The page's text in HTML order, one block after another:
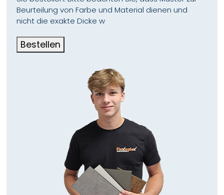
Beurteilung von Farbe und Material dienen und
nicht die exakte Dicke w
Bestellen